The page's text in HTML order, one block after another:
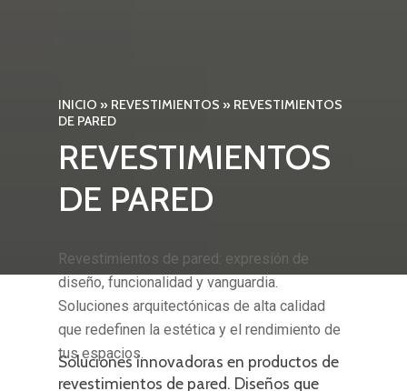
INICIO » REVESTIMIENTOS » REVESTIMIENTOS
DE PARED
REVESTIMIENTOS
DE PARED
Revestimientos de pared: expresión de
diseño, funcionalidad y vanguardia.
Soluciones arquitectónicas de alta calidad
que redefinen la estética y el rendimiento de
tus espacios.
Soluciones innovadoras en productos de
revestimientos de pared. Diseños que